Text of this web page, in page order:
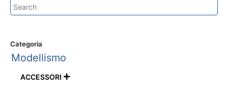
Categoria
Modellismo
ACCESSORI 